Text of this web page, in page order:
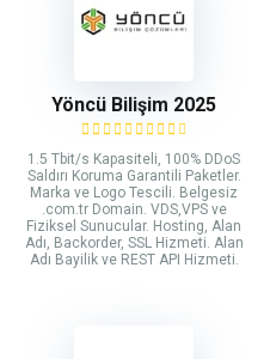
Yöncü Bilişim 2025
1.5 Tbit/s Kapasiteli, 100% DDoS
Saldırı Koruma Garantili Paketler.
Marka ve Logo Tescili. Belgesiz
.com.tr Domain. VDS,VPS ve
Fiziksel Sunucular. Hosting, Alan
Adı, Backorder, SSL Hizmeti. Alan
Adı Bayilik ve REST API Hizmeti.